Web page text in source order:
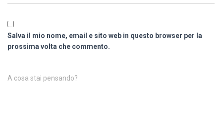
Salva il mio nome, email e sito web in questo browser per la
prossima volta che commento.
A cosa stai pensando?